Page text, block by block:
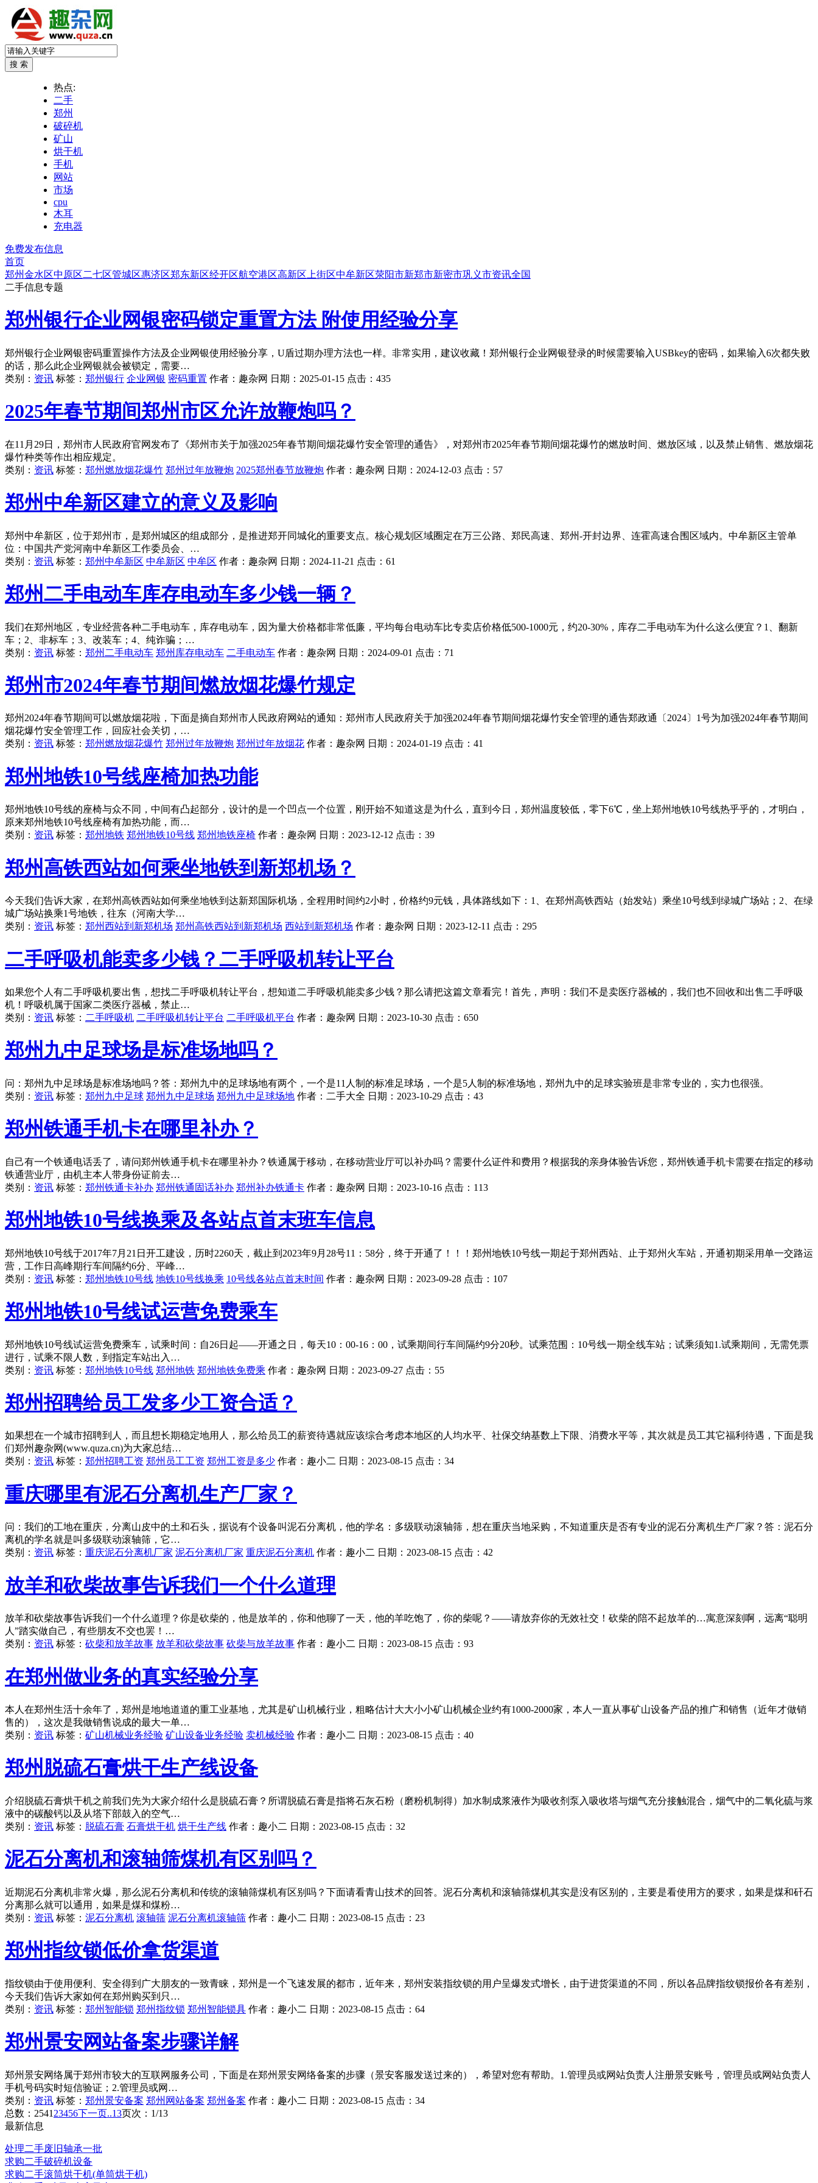
热点:
二手
郑州
破碎机
矿山
烘干机
手机
网站
市场
cpu
木耳
充电器
免费发布信息
首页
郑州金水区中原区二七区管城区惠济区郑东新区经开区航空港区高新区 上街区中牟新区荥阳市新郑市新密市巩义市资讯全国
二手信息专题
郑州银行企业网银密码锁定重置方法 附使用经验分享
郑州银行企业网银密码重置操作方法及企业网银使用经验分享，U盾过期办理方法也一样。非常实用，建议收藏！郑州银行企业网银登录的时候需要输入USBkey的密码，如果输入6次都失败
的话，那么此企业网银就会被锁定，需要…
类别： 资讯 标签： 郑州银行 企业网银 密码重置 作者： 趣杂网 日期： 2025-01-15 点击： 435
2025年春节期间郑州市区允许放鞭炮吗？
在11月29日，郑州市人民政府官网发布了《郑州市关于加强2025年春节期间烟花爆竹安全管理的通告》，对郑州市2025年春节期间烟花爆竹的燃放时间、燃放区域，以及禁止销售、燃放烟花
爆竹种类等作出相应规定。
类别： 资讯 标签： 郑州燃放烟花爆竹 郑州过年放鞭炮 2025郑州春节放鞭炮 作者： 趣杂网 日期： 2024-12-03 点击： 57
郑州中牟新区建立的意义及影响
郑州中牟新区，位于郑州市，是郑州城区的组成部分，是推进郑开同城化的重要支点。核心规划区域圈定在万三公路、郑民高速、郑州-开封边界、连霍高速合围区域内。中牟新区主管单
位：中国共产党河南中牟新区工作委员会、…
类别： 资讯 标签： 郑州中牟新区 中牟新区 中牟区 作者： 趣杂网 日期： 2024-11-21 点击： 61
郑州二手电动车库存电动车多少钱一辆？
我们在郑州地区，专业经营各种二手电动车，库存电动车，因为量大价格都非常低廉，平均每台电动车比专卖店价格低500-1000元，约20-30%，库存二手电动车为什么这么便宜？1、翻新
车；2、非标车；3、改装车；4、纯诈骗；…
类别： 资讯 标签： 郑州二手电动车 郑州库存电动车 二手电动车 作者： 趣杂网 日期： 2024-09-01 点击： 71
郑州市2024年春节期间燃放烟花爆竹规定
郑州2024年春节期间可以燃放烟花啦，下面是摘自郑州市人民政府网站的通知：郑州市人民政府关于加强2024年春节期间烟花爆竹安全管理的通告郑政通〔2024〕1号为加强2024年春节期间
烟花爆竹安全管理工作，回应社会关切，…
类别： 资讯 标签： 郑州燃放烟花爆竹 郑州过年放鞭炮 郑州过年放烟花 作者： 趣杂网 日期： 2024-01-19 点击： 41
郑州地铁10号线座椅加热功能
郑州地铁10号线的座椅与众不同，中间有凸起部分，设计的是一个凹点一个位置，刚开始不知道这是为什么，直到今日，郑州温度较低，零下6℃，坐上郑州地铁10号线热乎乎的，才明白，
原来郑州地铁10号线座椅有加热功能，而…
类别： 资讯 标签： 郑州地铁 郑州地铁10号线 郑州地铁座椅 作者： 趣杂网 日期： 2023-12-12 点击： 39
郑州高铁西站如何乘坐地铁到新郑机场？
今天我们告诉大家，在郑州高铁西站如何乘坐地铁到达新郑国际机场，全程用时间约2小时，价格约9元钱，具体路线如下：1、在郑州高铁西站（始发站）乘坐10号线到绿城广场站；2、在绿
城广场站换乘1号地铁，往东（河南大学…
类别： 资讯 标签： 郑州西站到新郑机场 郑州高铁西站到新郑机场 西站到新郑机场 作者： 趣杂网 日期： 2023-12-11 点击： 295
二手呼吸机能卖多少钱？二手呼吸机转让平台
如果您个人有二手呼吸机要出售，想找二手呼吸机转让平台，想知道二手呼吸机能卖多少钱？那么请把这篇文章看完！首先，声明：我们不是卖医疗器械的，我们也不回收和出售二手呼吸
机！呼吸机属于国家二类医疗器械，禁止…
类别： 资讯 标签： 二手呼吸机 二手呼吸机转让平台 二手呼吸机平台 作者： 趣杂网 日期： 2023-10-30 点击： 650
郑州九中足球场是标准场地吗？
问：郑州九中足球场是标准场地吗？答：郑州九中的足球场地有两个，一个是11人制的标准足球场，一个是5人制的标准场地，郑州九中的足球实验班是非常专业的，实力也很强。
类别： 资讯 标签： 郑州九中足球 郑州九中足球场 郑州九中足球场地 作者： 二手大全 日期： 2023-10-29 点击： 43
郑州铁通手机卡在哪里补办？
自己有一个铁通电话丢了，请问郑州铁通手机卡在哪里补办？铁通属于移动，在移动营业厅可以补办吗？需要什么证件和费用？根据我的亲身体验告诉您，郑州铁通手机卡需要在指定的移动
铁通营业厅，由机主本人带身份证前去…
类别： 资讯 标签： 郑州铁通卡补办 郑州铁通固话补办 郑州补办铁通卡 作者： 趣杂网 日期： 2023-10-16 点击： 113
郑州地铁10号线换乘及各站点首末班车信息
郑州地铁10号线于2017年7月21日开工建设，历时2260天，截止到2023年9月28号11：58分，终于开通了！！！郑州地铁10号线一期起于郑州西站、止于郑州火车站，开通初期采用单一交路运
营，工作日高峰期行车间隔约6分、平峰…
类别： 资讯 标签： 郑州地铁10号线 地铁10号线换乘 10号线各站点首末时间 作者： 趣杂网 日期： 2023-09-28 点击： 107
郑州地铁10号线试运营免费乘车
郑州地铁10号线试运营免费乘车，试乘时间：自26日起——开通之日，每天10：00-16：00，试乘期间行车间隔约9分20秒。试乘范围：10号线一期全线车站；试乘须知1.试乘期间，无需凭票
进行，试乘不限人数，到指定车站出入…
类别： 资讯 标签： 郑州地铁10号线 郑州地铁 郑州地铁免费乘 作者： 趣杂网 日期： 2023-09-27 点击： 55
郑州招聘给员工发多少工资合适？
如果想在一个城市招聘到人，而且想长期稳定地用人，那么给员工的薪资待遇就应该综合考虑本地区的人均水平、社保交纳基数上下限、消费水平等，其次就是员工其它福利待遇，下面是我
们郑州趣杂网(www.quza.cn)为大家总结…
类别： 资讯 标签： 郑州招聘工资 郑州员工工资 郑州工资是多少 作者： 趣小二 日期： 2023-08-15 点击： 34
重庆哪里有泥石分离机生产厂家？
问：我们的工地在重庆，分离山皮中的土和石头，据说有个设备叫泥石分离机，他的学名：多级联动滚轴筛，想在重庆当地采购，不知道重庆是否有专业的泥石分离机生产厂家？答：泥石分
离机的学名就是叫多级联动滚轴筛，它…
类别： 资讯 标签： 重庆泥石分离机厂家 泥石分离机厂家 重庆泥石分离机 作者： 趣小二 日期： 2023-08-15 点击： 42
放羊和砍柴故事告诉我们一个什么道理
放羊和砍柴故事告诉我们一个什么道理？你是砍柴的，他是放羊的，你和他聊了一天，他的羊吃饱了，你的柴呢？——请放弃你的无效社交！砍柴的陪不起放羊的…寓意深刻啊，远离“聪明
人”踏实做自己，有些朋友不交也罢！…
类别： 资讯 标签： 砍柴和放羊故事 放羊和砍柴故事 砍柴与放羊故事 作者： 趣小二 日期： 2023-08-15 点击： 93
在郑州做业务的真实经验分享
本人在郑州生活十余年了，郑州是地地道道的重工业基地，尤其是矿山机械行业，粗略估计大大小小矿山机械企业约有1000-2000家，本人一直从事矿山设备产品的推广和销售（近年才做销
售的），这次是我做销售说成的最大一单…
类别： 资讯 标签： 矿山机械业务经验 矿山设备业务经验 卖机械经验 作者： 趣小二 日期： 2023-08-15 点击： 40
郑州脱硫石膏烘干生产线设备
介绍脱硫石膏烘干机之前我们先为大家介绍什么是脱硫石膏？所谓脱硫石膏是指将石灰石粉（磨粉机制得）加水制成浆液作为吸收剂泵入吸收塔与烟气充分接触混合，烟气中的二氧化硫与浆
液中的碳酸钙以及从塔下部鼓入的空气…
类别： 资讯 标签： 脱硫石膏 石膏烘干机 烘干生产线 作者： 趣小二 日期： 2023-08-15 点击： 32
泥石分离机和滚轴筛煤机有区别吗？
近期泥石分离机非常火爆，那么泥石分离机和传统的滚轴筛煤机有区别吗？下面请看青山技术的回答。泥石分离机和滚轴筛煤机其实是没有区别的，主要是看使用方的要求，如果是煤和矸石
分离那么就可以通用，如果是煤和煤粉…
类别： 资讯 标签： 泥石分离机 滚轴筛 泥石分离机滚轴筛 作者： 趣小二 日期： 2023-08-15 点击： 23
郑州指纹锁低价拿货渠道
指纹锁由于使用便利、安全得到广大朋友的一致青睐，郑州是一个飞速发展的都市，近年来，郑州安装指纹锁的用户呈爆发式增长，由于进货渠道的不同，所以各品牌指纹锁报价各有差别，
今天我们告诉大家如何在郑州购买到只…
类别： 资讯 标签： 郑州智能锁 郑州指纹锁 郑州智能锁具 作者： 趣小二 日期： 2023-08-15 点击： 64
郑州景安网站备案步骤详解
郑州景安网络属于郑州市较大的互联网服务公司，下面是在郑州景安网络备案的步骤（景安客服发送过来的），希望对您有帮助。1.管理员或网站负责人注册景安账号，管理员或网站负责人
手机号码实时短信验证；2.管理员或网…
类别： 资讯 标签： 郑州景安备案 郑州网站备案 郑州备案 作者： 趣小二 日期： 2023-08-15 点击： 34
总数：2541 23456下一页..13页次：1/13
最新信息
处理二手废旧轴承一批
求购二手破碎机设备
求购二手滚筒烘干机(单筒烘干机)